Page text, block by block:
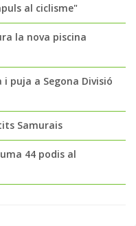
al ciclisme"
la nova piscina
puja a Segona Divisió
Samurais
44 podis al